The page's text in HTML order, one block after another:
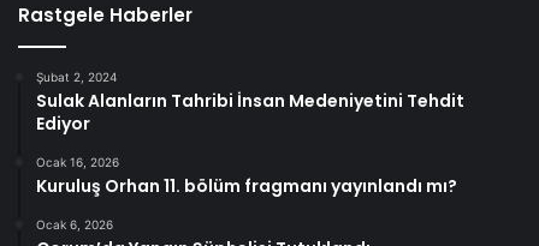
Rastgele Haberler
Şubat 2, 2024
Sulak Alanların Tahribi İnsan Medeniyetini Tehdit
Ediyor
Ocak 16, 2026
Kuruluş Orhan 11. bölüm fragmanı yayınlandı mı?
Ocak 6, 2026